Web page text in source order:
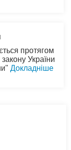
протягом
України
Докладніше